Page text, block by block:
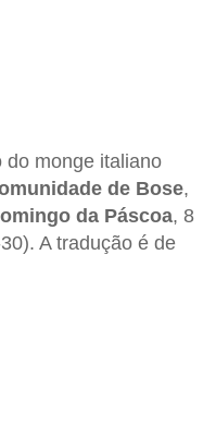
do monge italiano
de Bose,
da Páscoa, 8
A tradução é de